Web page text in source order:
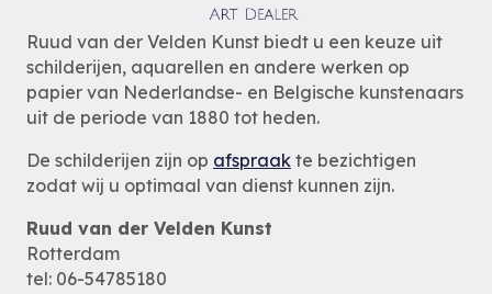
Ruud van der Velden Kunst biedt u een keuze uit
schilderijen, aquarellen en andere werken op
papier van Nederlandse- en Belgische kunstenaars
uit de periode van 1880 tot heden.
De schilderijen zijn op afspraak te bezichtigen
zodat wij u optimaal van dienst kunnen zijn.
Ruud van der Velden Kunst
Rotterdam
tel: 06-54785180